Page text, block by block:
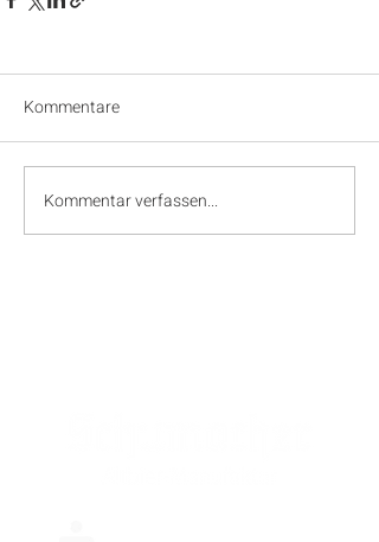
Kommentare
Kommentar verfassen...